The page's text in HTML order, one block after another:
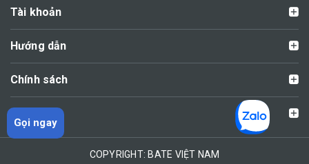
Tài khoản
Hướng dẫn
Chính sách
Liên hệ
COPYRIGHT: BATE VIỆT NAM
Gọi ngay